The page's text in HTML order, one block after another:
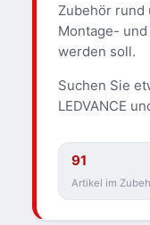
Zubehör rund
Montage-
werden soll.
Suchen Sie
LEDVANCE
91
Artikel im